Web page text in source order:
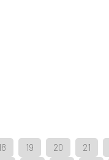
19 20 21